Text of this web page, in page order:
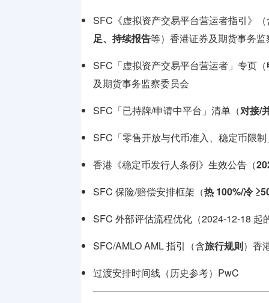
SFC《虚拟资产交易平台营运者指引》（
足、持续报告等） 香港证券及期货事务
SFC「虚拟资产交易平台营运者」专页（
及期货事务监察委员会
SFC「已持牌/申请中平台」清单（对接/
SFC「零售开放与代币准入、稳定币限
香港《稳定币发行人条例》生效公告（
SFC 保险/赔偿安排框架（热 100%/冷
SFC 外部评估流程优化（2024-12-18 起
SFC/AMLO AML 指引（含旅行规则） 香
过渡安排时间线（历史参考） PwC